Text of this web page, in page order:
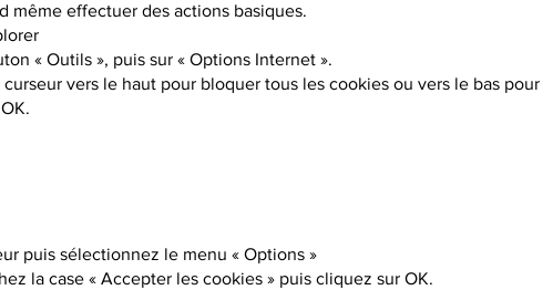
même effectuer des actions basiques.
« Outils », puis sur « Options Internet ».
vers le haut pour bloquer tous les cookies ou vers le bas pour
puis sélectionnez le menu « Options »
la case « Accepter les cookies » puis cliquez sur OK.